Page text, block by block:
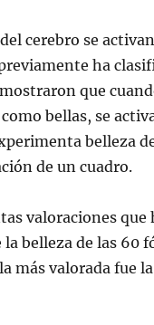
cerebro se
ha
que
bellas, se
belleza
de un cuadro.
valoraciones que
belleza de las 60
más valorada fue